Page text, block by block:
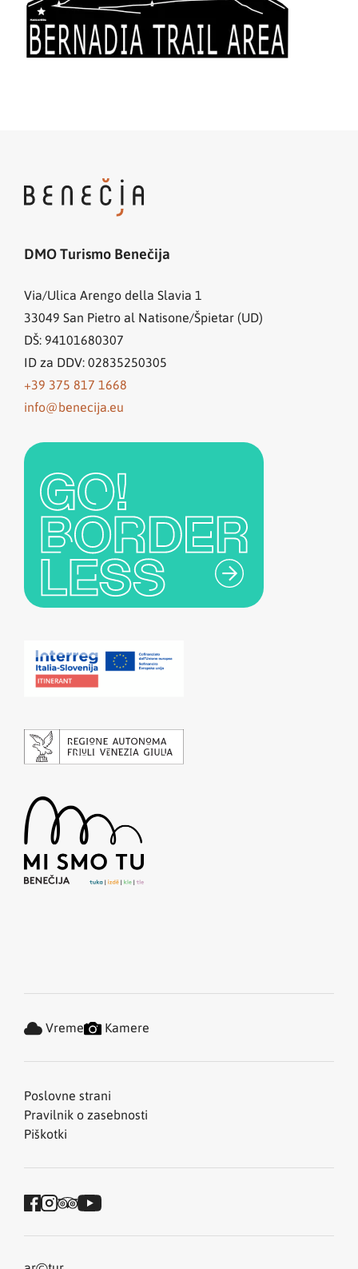
DMO Turismo Benečija
Via/Ulica Arengo della Slavia 1
33049 San Pietro al Natisone/Špietar (UD)
DŠ: 94101680307
ID za DDV: 02835250305
+39 375 817 1668
info@benecija.eu
Poslovne strani
Pravilnik o zasebnosti
Piškotki
Vreme Kamere